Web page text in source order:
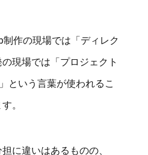
作の現場では「ディレク
現場では「プロジェクト
という言葉が使われるこ
。
に違いはあるものの、